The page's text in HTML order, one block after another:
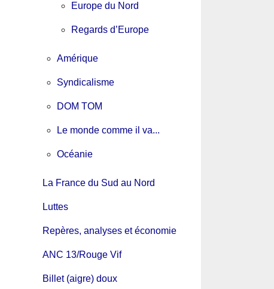
Europe du Nord
Regards d’Europe
Amérique
Syndicalisme
DOM TOM
Le monde comme il va...
Océanie
La France du Sud au Nord
Luttes
Repères, analyses et économie
ANC 13/Rouge Vif
Billet (aigre) doux